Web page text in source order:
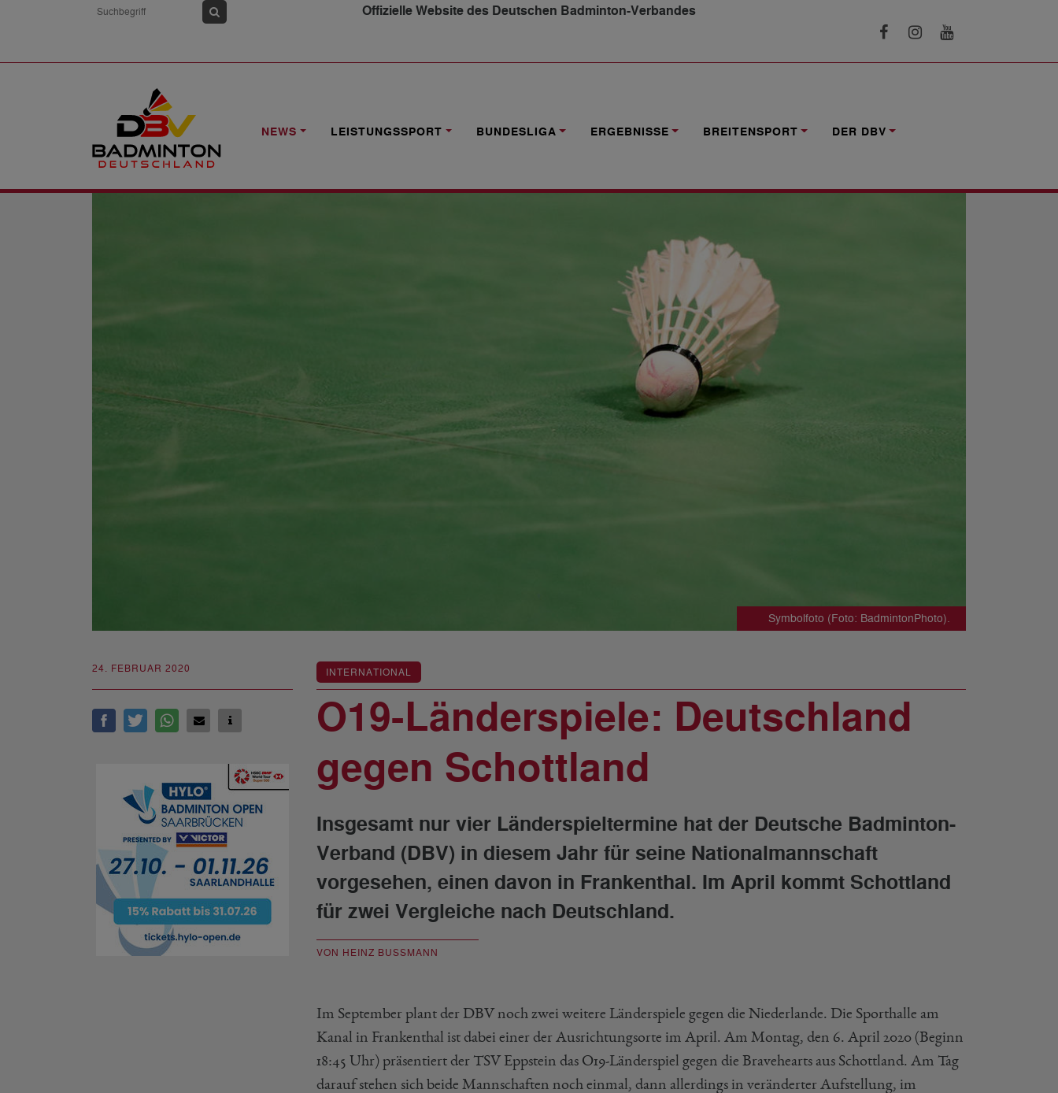
Offizielle Website des Deutschen Badminton-Verbandes
NEWS LEISTUNGSSPORT BUNDESLIGA ERGEBNISSE BREITENSPORT DER DBV
NEWS
Symbolfoto (Foto: BadmintonPhoto).
24. FEBRUAR 2020 INTERNATIONAL
O19-Länderspiele: Deutschland
gegen Schottland
Insgesamt nur vier Länderspieltermine hat der Deutsche Badminton-
Verband (DBV) in diesem Jahr für seine Nationalmannschaft
vorgesehen, einen davon in Frankenthal. Im April kommt Schottland
für zwei Vergleiche nach Deutschland.
VON HEINZ BUSSMANN
Im September plant der DBV noch zwei weitere Länderspiele gegen die Niederlande. Die Sporthalle am
Kanal in Frankenthal ist dabei einer der Ausrichtungsorte im April. Am Montag, den 6. April 2020 (Beginn
18:45 Uhr) präsentiert der TSV Eppstein das O19-Länderspiel gegen die Bravehearts aus Schottland. Am Tag
darauf stehen sich beide Mannschaften noch einmal, dann allerdings in veränderter Aufstellung, im